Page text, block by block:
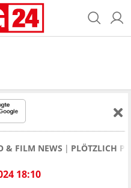
& FILM NEWS PLÖTZLICH
18:10